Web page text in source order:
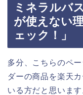
ミネラルバ
が使えない
ェック！」
多分、こちらのペ
ダーの商品を楽天
いる方だと思います